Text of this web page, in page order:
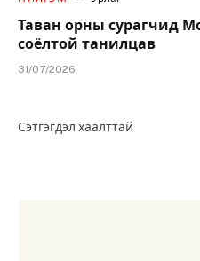
Таван орны сурагчид
соёлтой танилцав
31/07/2026
Сэтгэгдэл хаалттай